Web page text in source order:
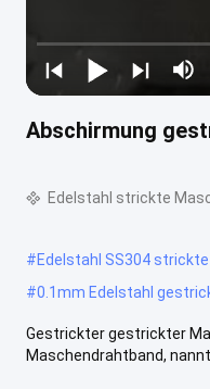
Abschirmung
Edelstahl strickte
#Edelstahl SS304
#0.1mm Edelstahl
Gestrickter gestrickter
Maschendrahtband,